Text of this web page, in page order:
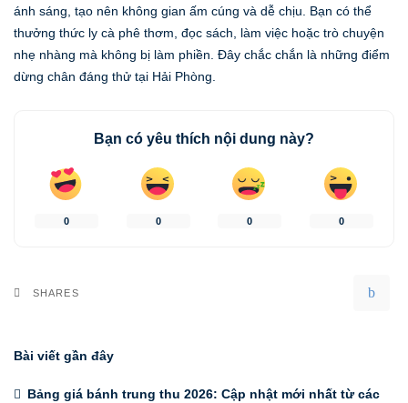
ánh sáng, tạo nên không gian ấm cúng và dễ chịu. Bạn có thể
thưởng thức ly cà phê thơm, đọc sách, làm việc hoặc trò chuyện
nhẹ nhàng mà không bị làm phiền. Đây chắc chắn là những điểm
dừng chân đáng thử tại Hải Phòng.
Bạn có yêu thích nội dung này?
0 0 0 0
SHARES
Bài viết gần đây
Bảng giá bánh trung thu 2026: Cập nhật mới nhất từ các